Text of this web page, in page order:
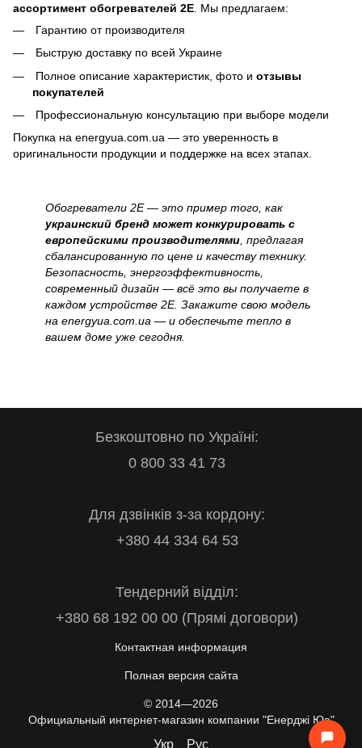
ассортимент обогревателей 2E . Мы предлагаем:
Гарантию от производителя
Быструю доставку по всей Украине
Полное описание характеристик, фото и отзывы
покупателей
Профессиональную консультацию при выборе модели
Покупка на energyua.com.ua — это уверенность в
оригинальности продукции и поддержке на всех этапах.
Обогреватели 2E — это пример того, как
украинский бренд может конкурировать с
европейскими производителями , предлагая
сбалансированную по цене и качеству технику.
Безопасность, энергоэффективность,
современный дизайн — всё это вы получаете в
каждом устройстве 2E. Закажите свою модель
на energyua.com.ua — и обеспечьте тепло в
вашем доме уже сегодня.
Безкоштовно по Україні:
0 800 33 41 73
Для дзвінків з-за кордону:
+380 44 334 64 53
Тендерний відділ:
+380 68 192 00 00 (Прямі договори)
Контактная информация
Полная версия сайта
© 2014—2026
Официальный интернет-магазин компании "Енерджі Юа"
Укр Рус